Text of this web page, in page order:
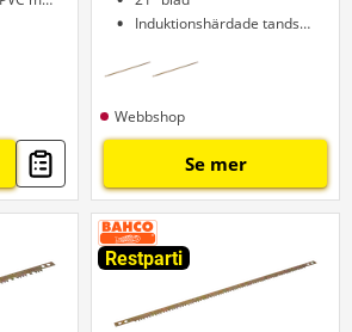
Induktionshärdade tandspetsar
Webbshop
Se mer
Restparti